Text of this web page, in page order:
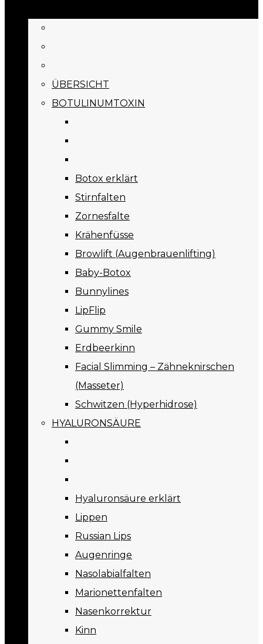
ÜBERSICHT
BOTULINUMTOXIN
Botox erklärt
Stirnfalten
Zornesfalte
Krähenfüsse
Browlift (Augenbrauenlifting)
Baby-Botox
Bunnylines
LipFlip
Gummy Smile
Erdbeerkinn
Facial Slimming – Zähneknirschen
(Masseter)
Schwitzen (Hyperhidrose)
HYALURONSÄURE
Hyaluronsäure erklärt
Lippen
Russian Lips
Augenringe
Nasolabialfalten
Marionettenfalten
Nasenkorrektur
Kinn